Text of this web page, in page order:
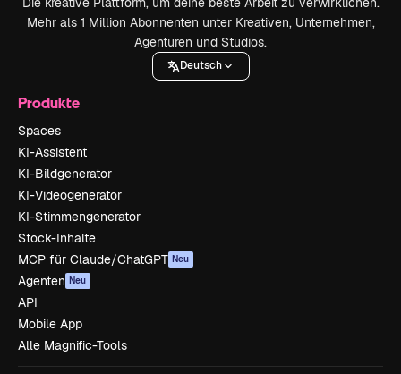
Mehr als 1 Million Abonnenten unter Kreativen, Unternehmen,
Agenturen und Studios.
Deutsch
Produkte
Spaces
KI-Assistent
KI-Bildgenerator
KI-Videogenerator
KI-Stimmengenerator
Stock-Inhalte
MCP für Claude/ChatGPT Neu
Agenten Neu
API
Mobile App
Alle Magnific-Tools